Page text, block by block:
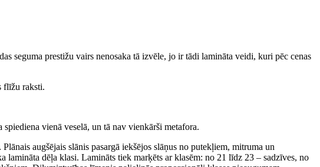
seguma prestižu vairs nenosaka tā izvēle, jo ir tādi lamināta veidi, kuri pēc cenas
flīžu raksti.
vienā veselā, un tā nav vienkārši metafora.
augšējais slānis pasargā iekšējos slāņus no putekļiem, mitruma un
dēļa klasi. Lamināts tiek marķēts ar klasēm: no 21 līdz 23 – sadzīves, no